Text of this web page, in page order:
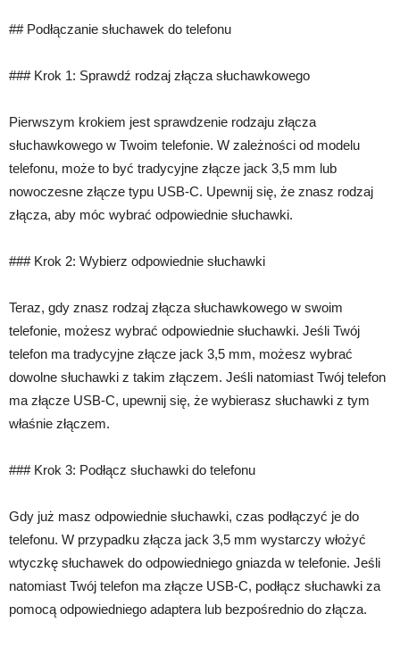
## Podłączanie słuchawek do telefonu
### Krok 1: Sprawdź rodzaj złącza słuchawkowego
Pierwszym krokiem jest sprawdzenie rodzaju złącza
słuchawkowego w Twoim telefonie. W zależności od modelu
telefonu, może to być tradycyjne złącze jack 3,5 mm lub
nowoczesne złącze typu USB-C. Upewnij się, że znasz rodzaj
złącza, aby móc wybrać odpowiednie słuchawki.
### Krok 2: Wybierz odpowiednie słuchawki
Teraz, gdy znasz rodzaj złącza słuchawkowego w swoim
telefonie, możesz wybrać odpowiednie słuchawki. Jeśli Twój
telefon ma tradycyjne złącze jack 3,5 mm, możesz wybrać
dowolne słuchawki z takim złączem. Jeśli natomiast Twój telefon
ma złącze USB-C, upewnij się, że wybierasz słuchawki z tym
właśnie złączem.
### Krok 3: Podłącz słuchawki do telefonu
Gdy już masz odpowiednie słuchawki, czas podłączyć je do
telefonu. W przypadku złącza jack 3,5 mm wystarczy włożyć
wtyczkę słuchawek do odpowiedniego gniazda w telefonie. Jeśli
natomiast Twój telefon ma złącze USB-C, podłącz słuchawki za
pomocą odpowiedniego adaptera lub bezpośrednio do złącza.